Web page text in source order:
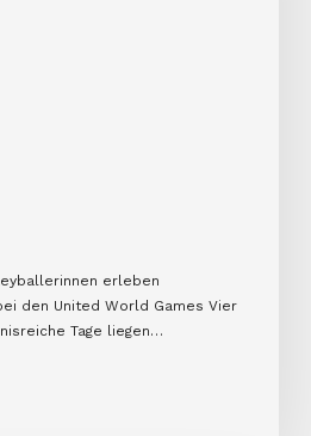
erleben
den United World Games Vier
Tage liegen…